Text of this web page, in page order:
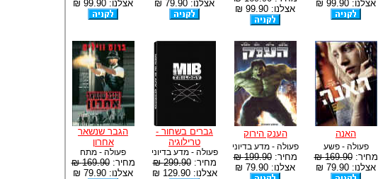
אצלנו: 99.90 ₪
אצלנו: 99.90 ₪
אצלנו: 79.90 ₪
אצלנו: 99.90 ₪
האנה
פעולה - פשע
מחיר:169.90 ₪
אצלנו: 79.90 ₪
הענק הירוק
פעולה - מדע בדיוני
מחיר:199.90 ₪
אצלנו: 79.90 ₪
גברים בשחור -
טרילוגיה
פעולה - מדע בדיוני
מחיר:299.90 ₪
אצלנו: 129.90 ₪
הגבר שנשאר
אחרון
פעולה - מתח
מחיר:169.90 ₪
אצלנו: 79.90 ₪